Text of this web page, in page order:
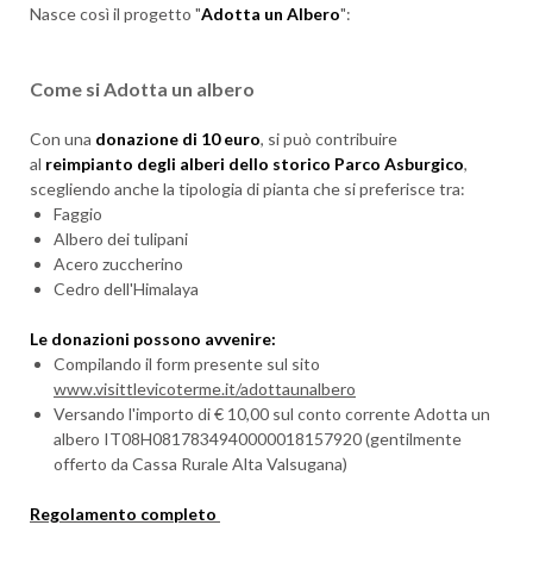
Nasce così il progetto "Adotta un Albero":
Come si Adotta un albero
Con una donazione di 10 euro, si può contribuire
al reimpianto degli alberi dello storico Parco Asburgico,
scegliendo anche la tipologia di pianta che si preferisce tra:
Faggio
Albero dei tulipani
Acero zuccherino
Cedro dell'Himalaya
Le donazioni possono avvenire:
Compilando il form presente sul sito
www.visittlevicoterme.it/adottaunalbero
Versando l'importo di € 10,00 sul conto corrente Adotta un
albero IT08H0817834940000018157920 (gentilmente
offerto da Cassa Rurale Alta Valsugana)
Regolamento completo